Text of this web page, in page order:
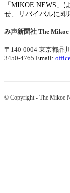
「MIKOE NEWS」
せ、リバイバルに即
み声新聞社 The Mikoe
〒140-0004 東京都品
3450-4765 Email:
© Copyright - The Mikoe